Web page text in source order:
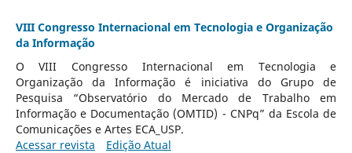
VIII Congresso Internacional em Tecnologia e Organização
da Informação
O VIII Congresso Internacional em Tecnologia e
Organização da Informação é iniciativa do Grupo de
Pesquisa “Observatório do Mercado de Trabalho em
Informação e Documentação (OMTID) - CNPq” da Escola de
Comunicações e Artes ECA_USP.
Acessar revista
Edição Atual